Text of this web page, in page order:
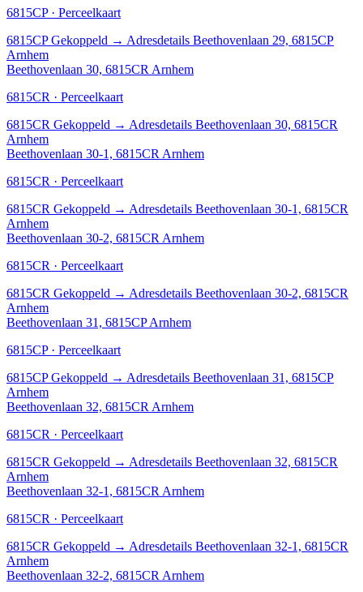
6815CP · Perceelkaart
6815CP Gekoppeld → Adresdetails Beethovenlaan 29, 6815CP
Arnhem
Beethovenlaan 30, 6815CR Arnhem
6815CR · Perceelkaart
6815CR Gekoppeld → Adresdetails Beethovenlaan 30, 6815CR
Arnhem
Beethovenlaan 30-1, 6815CR Arnhem
6815CR · Perceelkaart
6815CR Gekoppeld → Adresdetails Beethovenlaan 30-1, 6815CR
Arnhem
Beethovenlaan 30-2, 6815CR Arnhem
6815CR · Perceelkaart
6815CR Gekoppeld → Adresdetails Beethovenlaan 30-2, 6815CR
Arnhem
Beethovenlaan 31, 6815CP Arnhem
6815CP · Perceelkaart
6815CP Gekoppeld → Adresdetails Beethovenlaan 31, 6815CP
Arnhem
Beethovenlaan 32, 6815CR Arnhem
6815CR · Perceelkaart
6815CR Gekoppeld → Adresdetails Beethovenlaan 32, 6815CR
Arnhem
Beethovenlaan 32-1, 6815CR Arnhem
6815CR · Perceelkaart
6815CR Gekoppeld → Adresdetails Beethovenlaan 32-1, 6815CR
Arnhem
Beethovenlaan 32-2, 6815CR Arnhem